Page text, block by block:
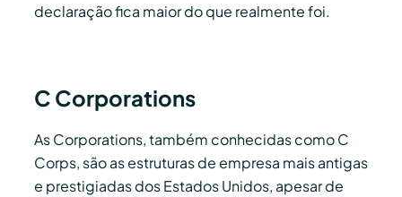
declaração fica maior do que realmente foi.
C Corporations
As Corporations, também conhecidas como C
Corps, são as estruturas de empresa mais antigas
e prestigiadas dos Estados Unidos, apesar de